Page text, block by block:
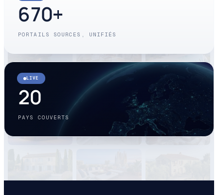
670+
PORTAILS SOURCES, UNIFIÉS
LIVE
20
PAYS COUVERTS